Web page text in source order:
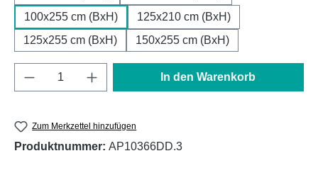
100x255 cm (BxH)
125x210 cm (BxH)
125x255 cm (BxH)
150x255 cm (BxH)
Produkt Anzahl: Gib den gewünschten
In den Warenkorb
Zum Merkzettel hinzufügen
Produktnummer: AP10366DD.3